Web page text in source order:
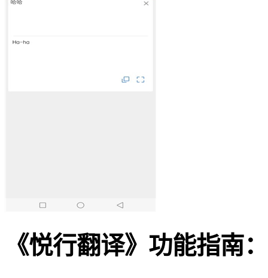
《悦行翻译》功能指南：